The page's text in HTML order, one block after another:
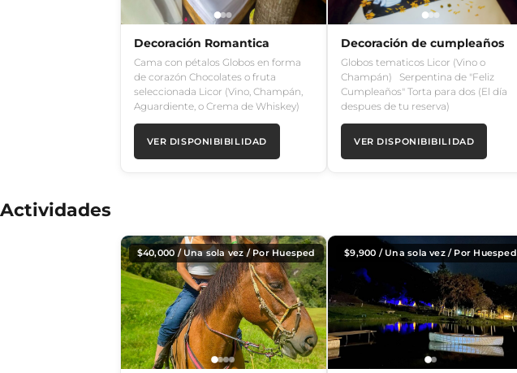
Decoración Romantica
Cama con pétalos Globos en forma
de corazón Chocolates o fruta
seleccionada Licor (Vino, Champán,
Aguardiente, o Crema de Whiskey)
VER DISPONIBIBILIDAD
Decoración de cumpleaños
Globos tematicos Licor (Vino o
Champán) Serpentina de "Feliz
Cumpleaños" Torta para dos (El día
despues de tu reserva)
VER DISPONIBIBILIDAD
Actividades
$40,000 / Una sola vez / Por Huesped $9,900 / Una sola vez / Por Huesped